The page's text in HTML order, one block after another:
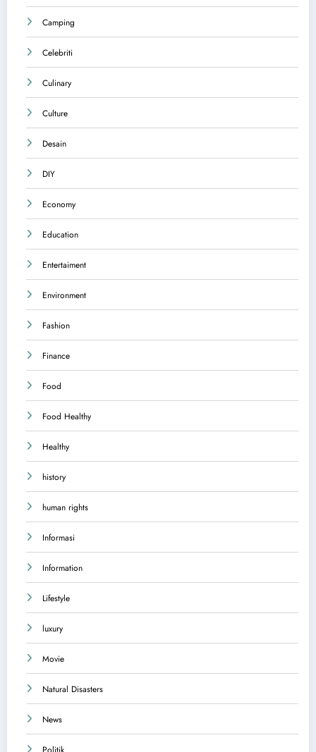
Camping
Celebriti
Culinary
Culture
Desain
DIY
Economy
Education
Entertaiment
Environment
Fashion
Finance
Food
Food Healthy
Healthy
history
human rights
Informasi
Information
Lifestyle
luxury
Movie
Natural Disasters
News